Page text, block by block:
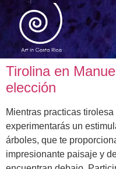
Tirolina en
elección
Mientras practicas
experimentarás un
árboles, que te
impresionante paisaje y